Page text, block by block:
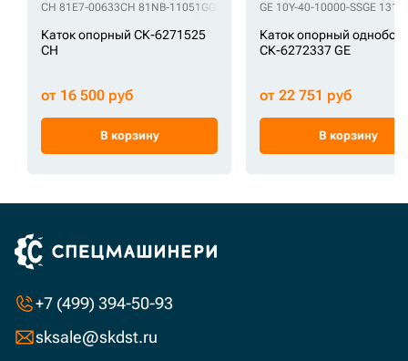
CH 81E7-00633CH 81NB-11051GG CH 81QB-11010CH 81QB-11010BG
Каток опорный СК-6271525
CH
от 16 500 руб
В корзину
GE 10Y-40-10000-SSGE 131-
Каток опорный
СК-6272337 GE
от 22 751 руб
В корзину
+7 (499) 394-50-93
sksale@skdst.ru